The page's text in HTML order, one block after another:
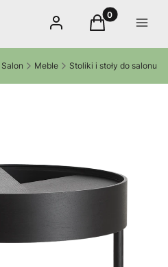
Zaloguj sięProdukty w
Koszyk Menu
Salon Meble Stoliki i stoły do salonu